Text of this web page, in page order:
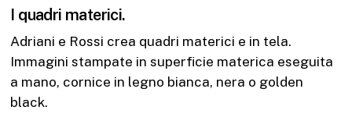
I quadri materici.
Adriani e Rossi crea quadri materici e in tela.
Immagini stampate in superficie materica eseguita
a mano, cornice in legno bianca, nera o golden
black.